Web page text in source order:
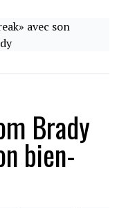
Brady
bien-